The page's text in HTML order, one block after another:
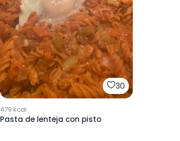
30
479 kcal
Pasta de lenteja con pisto